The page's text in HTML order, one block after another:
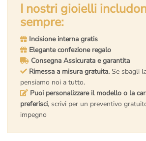
I nostri gioielli
sempre:
Incisione interna gratis
Elegante confezione regalo
Consegna Assicurata e garantita
Rimessa a misura gratuita. Se sbagli
pensiamo noi a tutto.
Puoi personalizzare il modello o la
preferisci, scrivi per un preventivo
impegno